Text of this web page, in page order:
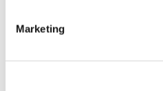
Marketing
stämpellogotyp Avant